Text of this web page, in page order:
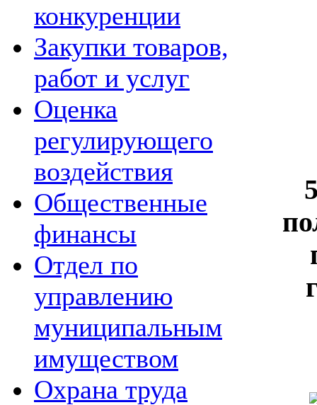
конкуренции
Закупки товаров,
работ и услуг
Оценка
регулирующего
воздействия
Общественные
финансы
Отдел по
управлению
муниципальным
имуществом
Охрана труда